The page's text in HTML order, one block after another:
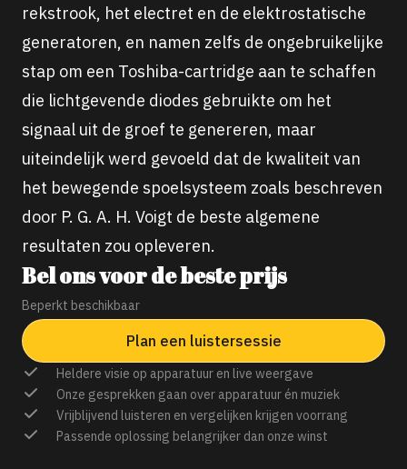
rekstrook, het electret en de elektrostatische
generatoren, en namen zelfs de ongebruikelijke
stap om een Toshiba-cartridge aan te schaffen
die lichtgevende diodes gebruikte om het
signaal uit de groef te genereren, maar
uiteindelijk werd gevoeld dat de kwaliteit van
het bewegende spoelsysteem zoals beschreven
door P. G. A. H. Voigt de beste algemene
resultaten zou opleveren.
Bel ons voor de beste prijs
Beperkt beschikbaar
Plan een luistersessie
Heldere visie op apparatuur en live weergave
Onze gesprekken gaan over apparatuur én muziek
Vrijblijvend luisteren en vergelijken krijgen voorrang
Passende oplossing belangrijker dan onze winst